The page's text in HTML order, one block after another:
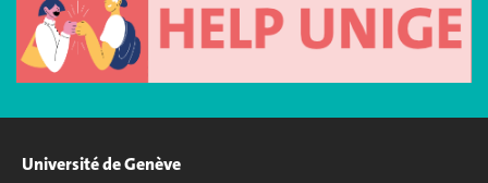
Université de Genève